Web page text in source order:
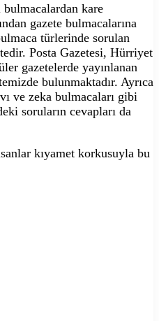
kare
gazete bulmacalarına
türlerinde sorulan
Posta Gazetesi, Hürriyet
gazetelerde yayınlanan
bulunmaktadır. Ayrıca
ve zeka bulmacaları gibi
soruların cevapları da
kıyamet korkusuyla bu